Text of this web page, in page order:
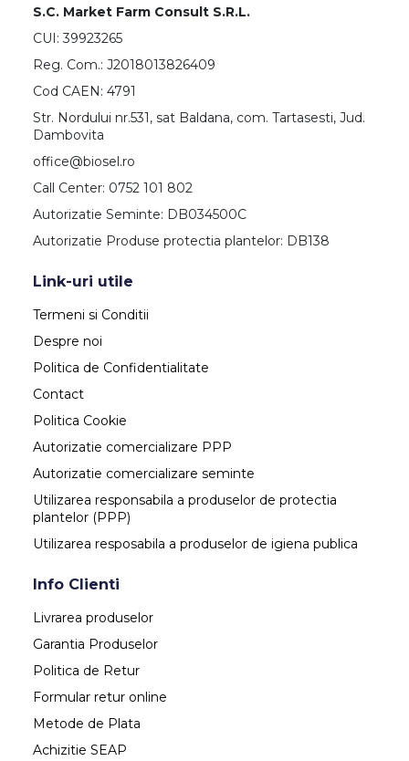
S.C. Market Farm Consult S.R.L.
CUI: 39923265
Reg. Com.: J2018013826409
Cod CAEN: 4791
Str. Nordului nr.531, sat Baldana, com. Tartasesti, Jud.
Dambovita
office@biosel.ro
Call Center: 0752 101 802
Autorizatie Seminte: DB034500C
Autorizatie Produse protectia plantelor: DB138
Link-uri utile
Termeni si Conditii
Despre noi
Politica de Confidentialitate
Contact
Politica Cookie
Autorizatie comercializare PPP
Autorizatie comercializare seminte
Utilizarea responsabila a produselor de protectia
plantelor (PPP)
Utilizarea resposabila a produselor de igiena publica
Info Clienti
Livrarea produselor
Garantia Produselor
Politica de Retur
Formular retur online
Metode de Plata
Achizitie SEAP